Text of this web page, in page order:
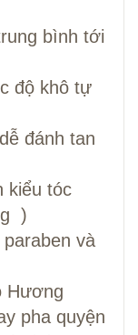
bình tới
độ khô tự
đánh tan
kiểu tóc
)
và
Hương
pha quyện